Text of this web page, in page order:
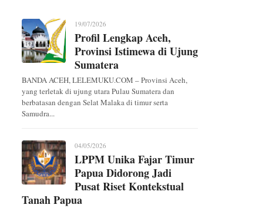
19/07/2026
Profil Lengkap Aceh,
Provinsi Istimewa di Ujung
Sumatera
BANDA ACEH, LELEMUKU.COM – Provinsi Aceh,
yang terletak di ujung utara Pulau Sumatera dan
berbatasan dengan Selat Malaka di timur serta
Samudra...
04/05/2026
LPPM Unika Fajar Timur
Papua Didorong Jadi
Pusat Riset Kontekstual
Tanah Papua